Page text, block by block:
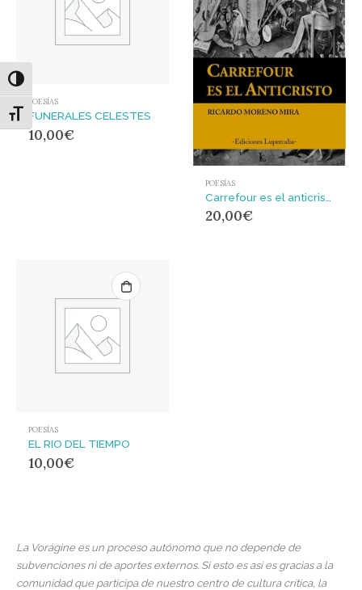
Alternar alto contraste
Alternar tamaño de letra
POESÍAS
FUNERALES CELESTES
10,00€
POESÍAS
20,00€
POESÍAS
EL RIO DEL TIEMPO
10,00€
La Vorágine es un proceso autónomo que no depende de
subvenciones ni de aportes externos. Si esto es así es gracias a la
comunidad que participa de nuestro centro de cultura crítica, la